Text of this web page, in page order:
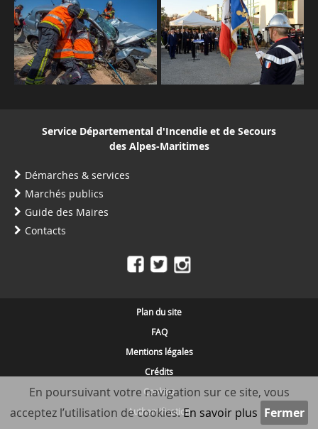
Service Départemental d'Incendie et de Secours
des Alpes-Maritimes
Démarches & services
Marchés publics
Guide des Maires
Contacts
Plan du site
FAQ
Mentions légales
Crédits
Cookies
Authentification
En poursuivant votre navigation sur ce site, vous
acceptez l’utilisation de cookies.En savoir plus